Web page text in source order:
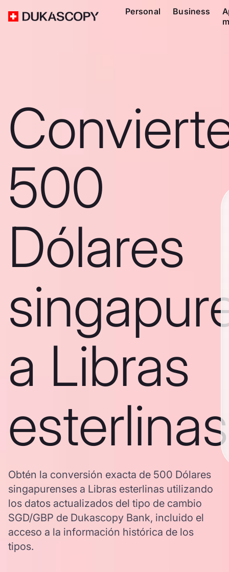
Personal Business
500
Dólares
a Libras
esterlinas
Obtén la conversión exacta de 500 Dólares
singapurenses a Libras esterlinas utilizando
los datos actualizados del tipo de cambio
SGD/GBP de Dukascopy Bank, incluido el
acceso a la información histórica de los
tipos.